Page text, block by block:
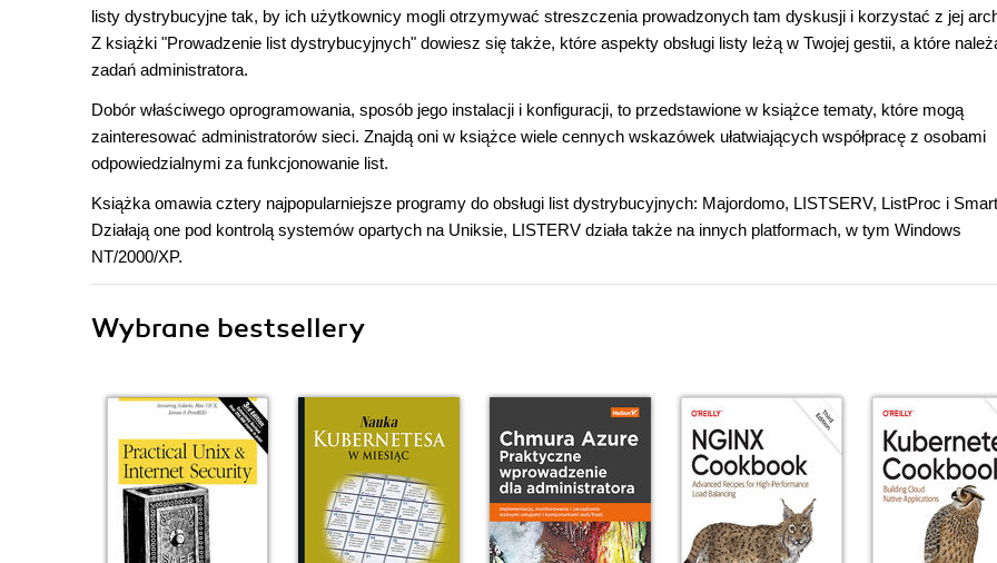
listy dystrybucyjne tak, by ich użytkownicy mogli otrzymywać streszczenia prowadzonych tam dyskusji i korzystać z jej
Z książki "Prowadzenie list dystrybucyjnych" dowiesz się także, które aspekty obsługi listy leżą w Twojej gestii, a które
zadań administratora.
Dobór właściwego oprogramowania, sposób jego instalacji i konfiguracji, to przedstawione w książce tematy, które mogą
zainteresować administratorów sieci. Znajdą oni w książce wiele cennych wskazówek ułatwiających współpracę z osobami
odpowiedzialnymi za funkcjonowanie list.
Książka omawia cztery najpopularniejsze programy do obsługi list dystrybucyjnych: Majordomo, LISTSERV, ListProc i
Działają one pod kontrolą systemów opartych na Uniksie, LISTERV działa także na innych platformach, w tym Windows
NT/2000/XP.
Wybrane bestsellery